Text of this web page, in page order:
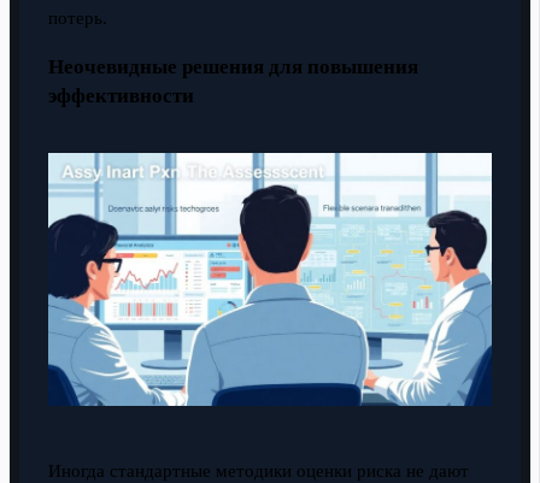
потерь.
Неочевидные решения для повышения
эффективности
Иногда стандартные методики оценки риска не дают